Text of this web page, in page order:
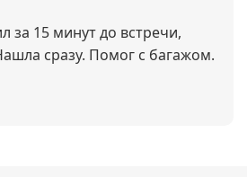
за 15 минут до встречи,
сразу. Помог с багажом.